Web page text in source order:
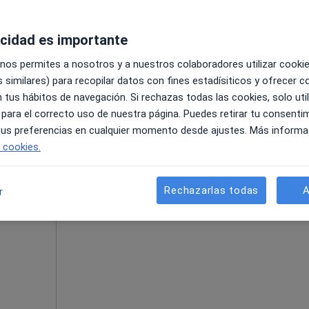
• Mapa
60 €
La reserva de cita online no está
Pedir una cita
es importante
permites a nosotros y a nuestros colaboradores utilizar
similares) para recopilar datos con fines estadísiticos y ofrecer
tus hábitos de navegación. Si rechazas todas las cookies, solo
el correcto uso de nuestra página. Puedes retirar tu
preferencias en cualquier momento desde ajustes. Más
Rechazarlas todas